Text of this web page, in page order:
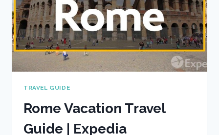
TRAVEL GUIDE
Rome Vacation Travel
Guide | Expedia